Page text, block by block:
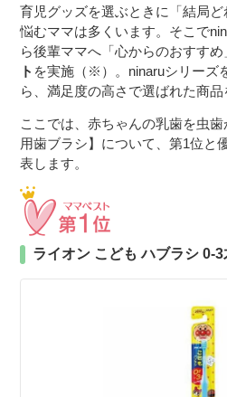
育児グッズを選ぶときに「結局
悩むママは多くいます。そこで
ら後輩ママへ「心からのおすすめ
ト を実施（※）。ninaruシリーズ
ら、満足度の高さで選ばれた商品
ここでは、赤ちゃんの乳歯を虫
用歯ブラシ】について、第1位と
表します。
ライオン こども ハブラシ 0-3